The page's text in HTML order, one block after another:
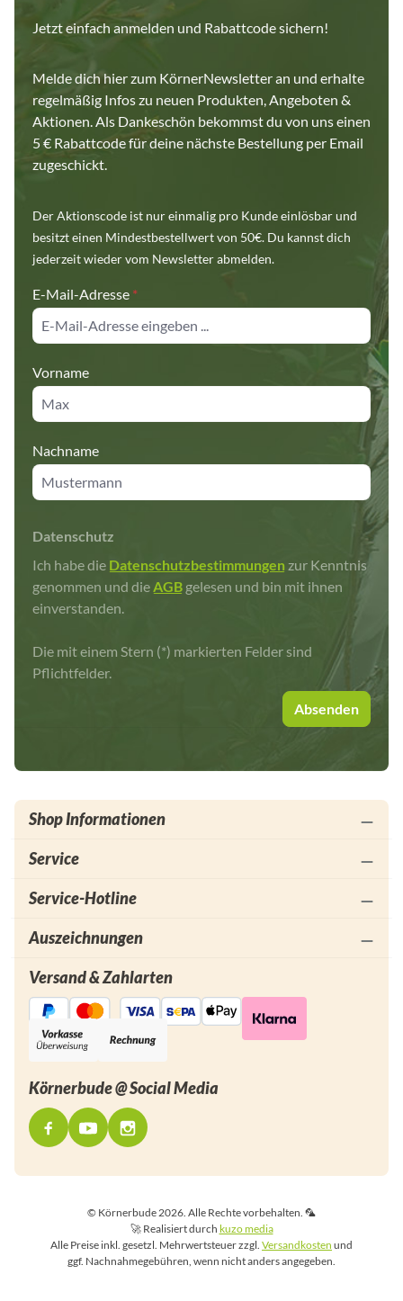
Jetzt einfach anmelden und Rabattcode sichern!
Melde dich hier zum KörnerNewsletter an und erhalte
regelmäßig Infos zu neuen Produkten, Angeboten &
Aktionen. Als Dankeschön bekommst du von uns einen
5 € Rabattcode für deine nächste Bestellung per Email
zugeschickt.
Der Aktionscode ist nur einmalig pro Kunde einlösbar und
besitzt einen Mindestbestellwert von 50€. Du kannst dich
jederzeit wieder vom Newsletter abmelden.
E-Mail-Adresse *
Vorname
Nachname
Datenschutz
Ich habe die Datenschutzbestimmungen zur Kenntnis
genommen und dieAGB gelesen und bin mit ihnen
einverstanden.
Die mit einem Stern (*) markierten Felder sind
Pflichtfelder.
Absenden
Shop Informationen
Service
Service-Hotline
Auszeichnungen
Versand & Zahlarten
Körnerbude @ Social Media
© Körnerbude 2026. Alle Rechte vorbehalten. 🦜
🚀 Realisiert durch kuzo media
Alle Preise inkl. gesetzl. Mehrwertsteuer zzgl. Versandkosten und
ggf. Nachnahmegebühren, wenn nicht anders angegeben.